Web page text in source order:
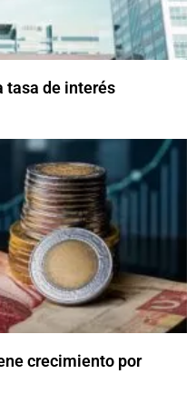
tasa de interés
crecimiento por